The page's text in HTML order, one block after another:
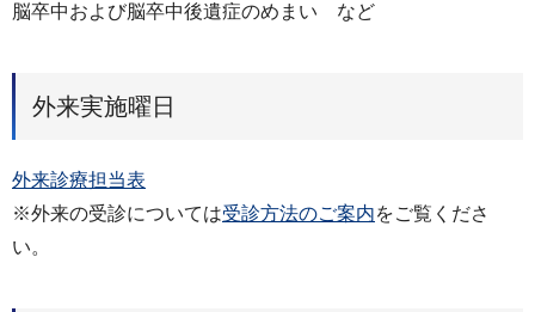
脳卒中および脳卒中後遺症のめまい など
外来実施曜日
外来診療担当表
※外来の受診については受診方法のご案内をご覧くださ
い。